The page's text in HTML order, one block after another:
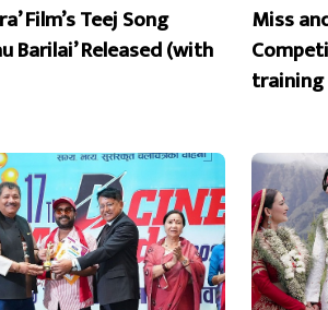
Film’s Teej Song
Barilai’ Released (with
Miss
training